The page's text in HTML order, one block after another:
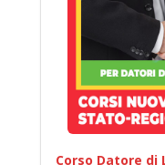
Corso Datore di